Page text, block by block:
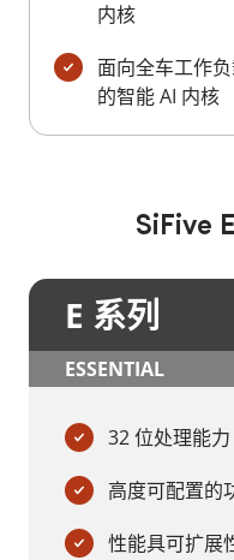
内核
面向全车工作
的智能 AI 内核
SiFive
E 系列
ESSENTIAL
32 位处理能力
高度可配置的
性能具可扩展